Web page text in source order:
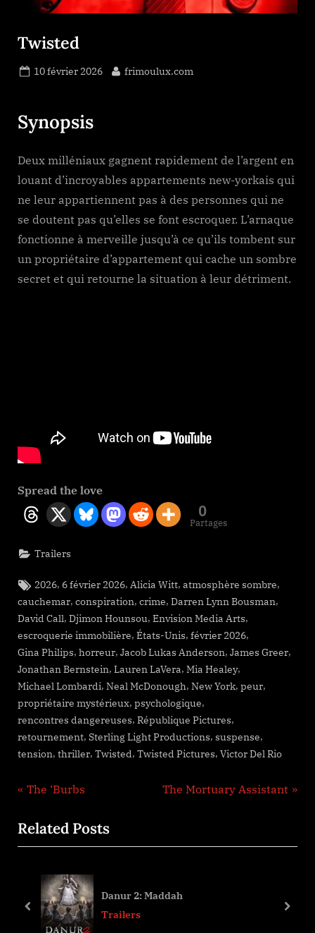
Twisted
Posted
10 février 2026 By
frimoulux.com
Synopsis
Deux milléniaux gagnent rapidement de l’argent en
louant d’incroyables appartements new-yorkais qui
ne leur appartiennent pas à des personnes qui ne
se doutent pas qu’elles se font escroquer. L’arnaque
fonctionne à merveille jusqu’à ce qu’ils tombent sur
un propriétaire d’appartement qui cache un sombre
secret et qui retourne la situation à leur détriment.
Spread the love
0
Partages
Trailers
Tags:
2026, 6 février 2026, Alicia Witt,atmosphère sombre,
cauchemar, conspiration, crime, Darren Lynn Bousman,
David Call, Djimon Hounsou, Envision Media Arts,
escroquerie immobilière, États-Unis, février 2026,
Gina Philips, horreur, Jacob Lukas Anderson, James Greer,
Jonathan Bernstein, Lauren LaVera, Mia Healey,
Michael Lombardi, Neal McDonough, New York, peur,
propriétaire mystérieux, psychologique,
rencontres dangereuses, République Pictures,
retournement, Sterling Light Productions, suspense,
tension, thriller, Twisted, Twisted Pictures, Victor Del Rio
Navigation
de
l’article
P
e
v
u
The ‘Burbs
N
t
The Mortuary Assistant
Related Posts
Danur 2: Maddah
Trailers
prev next